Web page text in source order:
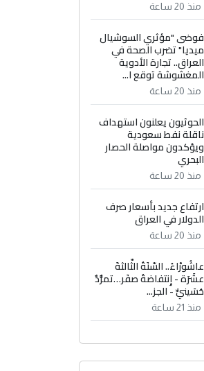
منذ 20 ساعة
فوضى "مؤثري السوشيال
ميديا" تضرب الصحة في
العراق.. تجارة الأدوية
المغشوشة توقع ا...
منذ 20 ساعة
الحوثيون يعلنون استهداف
ناقلة نفط سعودية
ويؤكدون مواصلة الحصار
البحري
منذ 20 ساعة
ارتفاع جديد بأسعار صرف
الدولار في العراق
منذ 20 ساعة
عاشُورْاءُ.. السّنَةُ الثّالثةَ
عشَرَة - إِنتفاضةُ صفَر…تمرُّدٌ
حُسَينيٌّ - الجز...
منذ 21 ساعة